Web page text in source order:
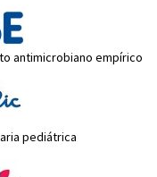
antimicrobiano empírico
pediátrica